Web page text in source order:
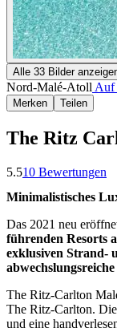
Alle 33 Bilder
Nord-Malé-Atoll Auf
Merken Teilen
The Ritz
5.510 Bewertungen
Minimalistisches
Das 2021 neu
führenden Resorts
exklusiven Strand-
The Ritz-Carlton
The Ritz-Carlton.
und eine